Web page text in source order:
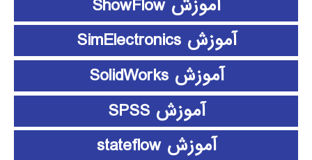
آموزش SimElectronics
آموزش SolidWorks
آموزش SPSS
آموزش stateflow